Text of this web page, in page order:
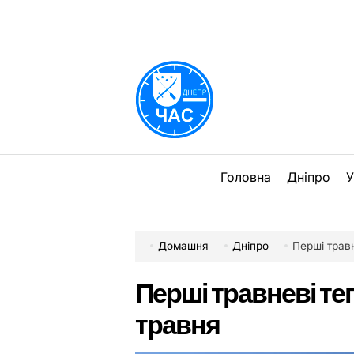
вмісту
Головна
Дніпро
Домашня Дніпро Перші
Перші травневі
травня